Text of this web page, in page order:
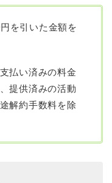
を引いた金額を
払い済みの料金
提供済みの活動
解約手数料を除